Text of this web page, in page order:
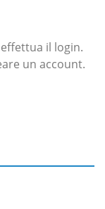
il login.
un account.